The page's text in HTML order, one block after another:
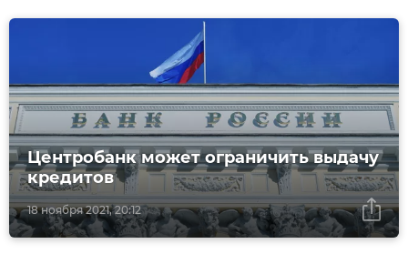
18 ноября 2021, 20:12
Центробанк может ограничить выдачу
кредитов